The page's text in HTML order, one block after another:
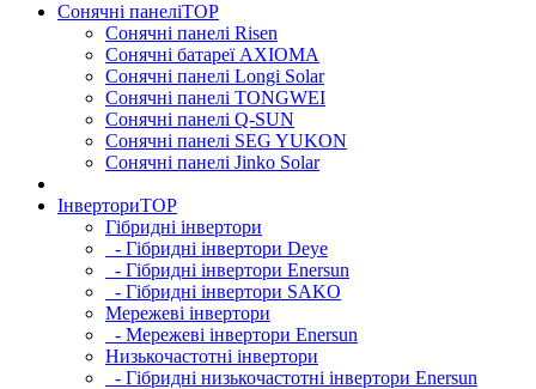
Сонячні панеліTOP
Сонячні панелі Risen
Сонячні батареї AXIOMA
Сонячні панелі Longi Solar
Сонячні панелі TONGWEI
Сонячні панелі Q-SUN
Сонячні панелі SEG YUKON
Сонячні панелі Jinko Solar
ІнверториTOP
Гібридні інвертори
- Гібридні інвертори Deye
- Гібридні інвертори Enersun
- Гібридні інвертори SAKO
Мережеві інвертори
- Мережеві інвертори Enersun
Низькочастотні інвертори
- Гібридні низькочастотні інвертори Enersun